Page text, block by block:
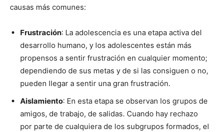
causas más comunes:
Frustración: La adolescencia es una etapa activa del
desarrollo humano, y los adolescentes están más
propensos a sentir frustración en cualquier momento;
dependiendo de sus metas y de si las consiguen o no,
pueden llegar a sentir una gran frustración.
Aislamiento: En esta etapa se observan los grupos de
amigos, de trabajo, de salidas. Cuando hay rechazo
por parte de cualquiera de los subgrupos formados, el